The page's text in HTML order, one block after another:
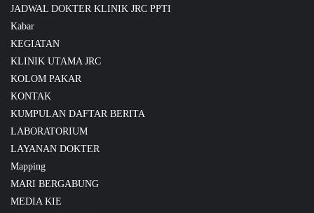
JADWAL DOKTER KLINIK JRC PPTI
Kabar
KEGIATAN
KLINIK UTAMA JRC
KOLOM PAKAR
KONTAK
KUMPULAN DAFTAR BERITA
LABORATORIUM
LAYANAN DOKTER
Mapping
MARI BERGABUNG
MEDIA KIE